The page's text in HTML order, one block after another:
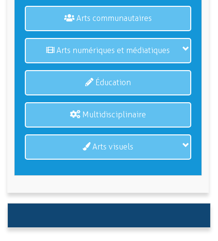
Arts communautaires
Arts numériques et médiatiques
Éducation
Multidisciplinaire
Arts visuels